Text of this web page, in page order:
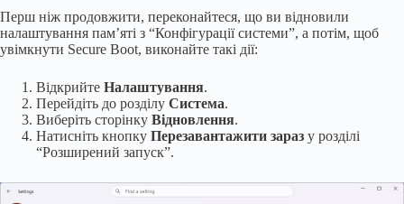
Перш ніж продовжити, переконайтеся, що ви відновили
налаштування пам’яті з “Конфігурації системи”, а потім, щоб
увімкнути Secure Boot, виконайте такі дії:
Відкрийте Налаштування.
Перейдіть до розділу Система.
Виберіть сторінку Відновлення.
Натисніть кнопку Перезавантажити зараз у розділі
“Розширений запуск”.